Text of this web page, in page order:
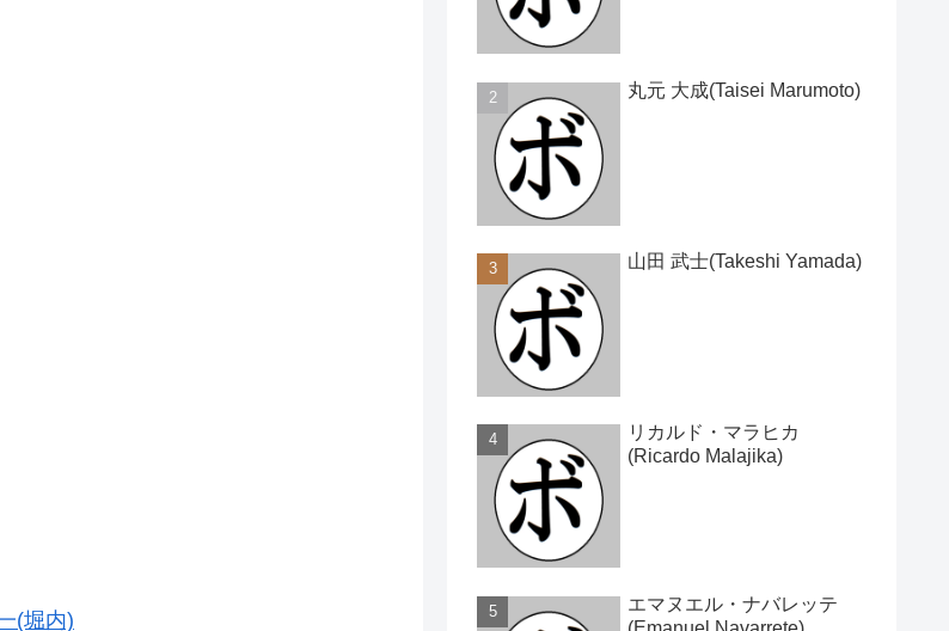
(堀内)
丸元 大成(Taisei Marumoto)
山田 武士(Takeshi Yamada)
リカルド・マラヒカ
(Ricardo Malajika)
エマヌエル・ナバレッテ